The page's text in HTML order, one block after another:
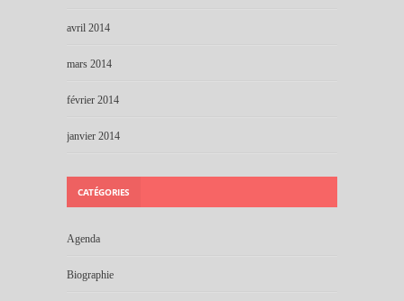
avril 2014
mars 2014
février 2014
janvier 2014
CATÉGORIES
Agenda
Biographie